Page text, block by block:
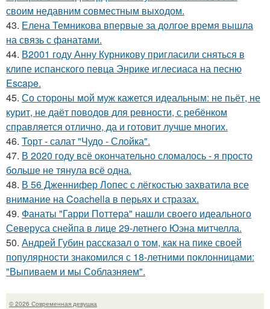
своим недавним совместным выходом.
43. Елена Темникова впервые за долгое время вышла
на связь с фанатами.
44. В2001 году Анну Курникову пригласили сняться в
клипе испанского певца Энрике иглесиаса на песню
Escape.
45. Со стороны мой муж кажется идеальным: не пьёт, не
курит, не даёт поводов для ревности, с ребёнком
справляется отлично, да и готовит лучше многих.
46. Торт - салат "Чудо - Слойка".
47. В 2020 году всё окончательно сломалось - я просто
больше не тянула всё одна.
48. В 56 Дженнифер Лопес с лёгкостью захватила все
внимание на Coachella в перьях и стразах.
49. Фанаты "Гарри Поттера" нашли своего идеального
Северуса снейпа в лице 29-летнего Юэна митчелла.
50. Андрей Губин рассказал о том, как на пике своей
популярности знакомился с 18-летними поклонницами:
"Выпиваем и мы Соблазняем".
© 2026 Современная девушка